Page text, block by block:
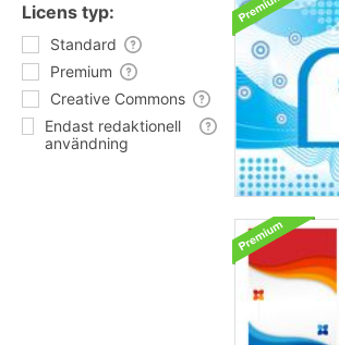
Licens typ:
Standard
Premium
Creative Commons
Endast redaktionell
användning